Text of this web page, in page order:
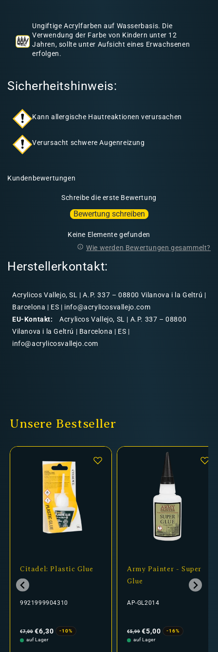
Ungiftige Acrylfarben auf Wasserbasis. Die
Verwendung der Farbe von Kindern unter 12
Jahren, sollte unter Aufsicht eines Erwachsenen
erfolgen.
Sicherheitshinweis:
Kann allergische Hautreaktionen verursachen
Verursacht schwere Augenreizung
Kundenbewertungen
Schreibe die erste Bewertung
Bewertung schreiben
Keine Elemente gefunden
Wie werden Bewertungen gesammelt?
Herstellerkontakt:
Acrylicos Vallejo, SL | A.P. 337 – 08800 Vilanova i la Geltrú |
Barcelona | ES | info@acrylicosvallejo.com
EU-Kontakt:
Acrylicos Vallejo, SL | A.P. 337 – 08800
Vilanova i la Geltrú | Barcelona | ES |
info@acrylicosvallejo.com
Unsere Bestseller
Citadel: Plastic Glue
9921999904310
Preis
€7,00 €6,30
-10%
auf Lager
Army Painter - Super
Glue
AP-GL2014
Preis
€5,99 €5,00
-16%
auf Lager